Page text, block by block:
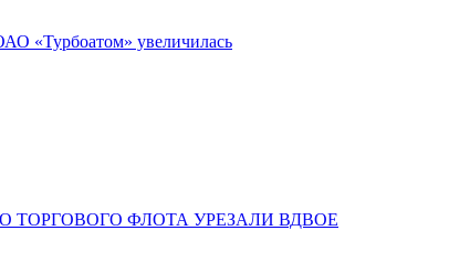
«Турбоатом» увеличилась
ТОРГОВОГО ФЛОТА УРЕЗАЛИ ВДВОЕ